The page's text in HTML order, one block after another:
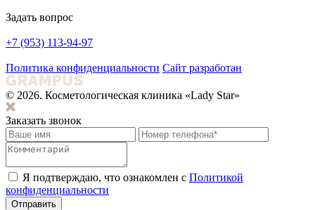
Задать вопрос
+7 (953) 113-94-97
Политика конфиденциальности Сайт разработан
© 2026. Косметологическая клиника «Lady Star»
Заказать звонок
Я подтверждаю, что ознакомлен с Политикой
конфиденциальности
Отправить